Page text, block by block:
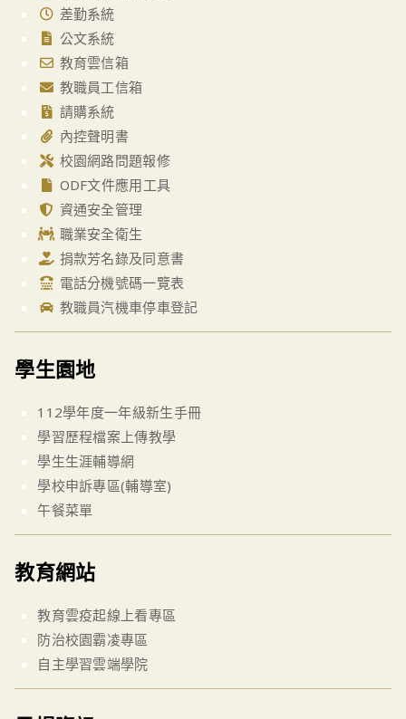
差勤系統
公文系統
教育雲信箱
教職員工信箱
請購系統
內控聲明書
校園網路問題報修
ODF文件應用工具
資通安全管理
職業安全衛生
捐款芳名錄及同意書
電話分機號碼一覽表
教職員汽機車停車登記
學生園地
112學年度一年級新生手冊
學習歷程檔案上傳教學
學生生涯輔導網
學校申訴專區(輔導室)
午餐菜單
教育網站
教育雲疫起線上看專區
防治校園霸凌專區
自主學習雲端學院